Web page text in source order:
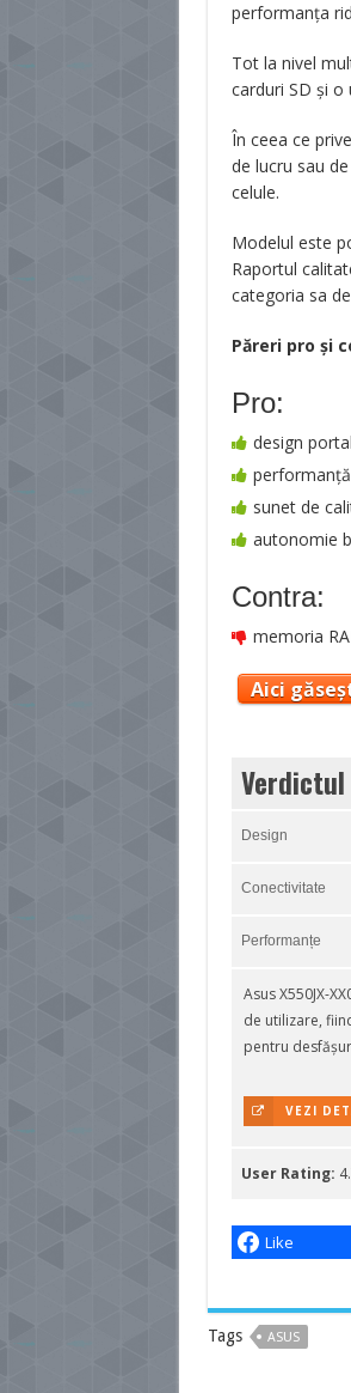
performanța
Tot la nivel
carduri SD și o
În ceea ce
de lucru sau
celule.
Modelul este
Raportul
categoria sa
Păreri pro şi
Pro:
design
sunet de
autonomie
Contra:
memoria
Aici
Verdictul
Design
Conectivitate
Performanțe
Asus X550JX-
de utilizare,
pentru
VEZI
User Rating:
Like
Tags ASUS